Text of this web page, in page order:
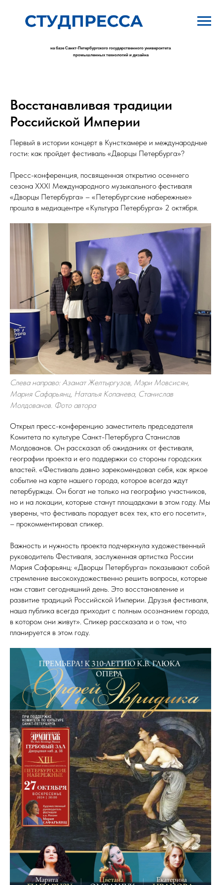
на базе Санкт-Петербургского государственного университета
промышленных технологий и дизайна
Восстанавливая традиции
Российской Империи
Первый в истории концерт в Кунсткамере и международные
гости: как пройдет фестиваль «Дворцы Петербурга»?
Пресс-конференция, посвященная открытию осеннего
сезона XXXI Международного музыкального фестиваля
«Дворцы Петербурга» – «Петербургские набережные»
прошла в медиацентре «Культура Петербурга» 2 октября.
Слева направо: Азамат Желтыргузов, Мэри Мовсисян,
Мария Сафарьянц, Наталья Копанева, Станислав
Молдованов. Фото автора
Открыл пресс-конференцию заместитель председателя
Комитета по культуре Санкт-Петербурга Станислав
Молдованов. Он рассказал об ожиданиях от фестиваля,
географии проекта и его поддержки со стороны городских
властей. «Фестиваль давно зарекомендовал себя, как яркое
событие на карте нашего города, которое всегда ждут
петербуржцы. Он богат не только на географию участников,
но и на локации, которые станут площадками в этом году. Мы
уверены, что фестиваль порадует всех тех, кто его посетит»,
– прокомментировал спикер.
Важность и нужность проекта подчеркнула художественный
руководитель Фестиваля, заслуженная артистка России
Мария Сафарьянц: «Дворцы Петербурга» показывают собой
стремление высокохудожественно решить вопросы, которые
нам ставит сегодняшний день. Это восстановление и
развитие традиций Российской Империи. Друзья фестиваля,
наша публика всегда приходит с полным осознанием города,
в котором они живут». Спикер рассказала и о том, что
планируется в этом году.